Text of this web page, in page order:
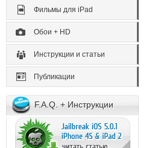
Фильмы для iPad
Обои + HD
Инструкции и статьи
Публикации
F.A.Q. + Инструкции